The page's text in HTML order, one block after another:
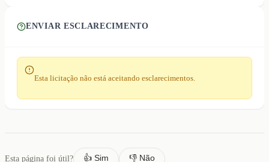
ENVIAR ESCLARECIMENTO
Esta licitação não está aceitando esclarecimentos.
Esta página foi útil? 👍 Sim 👎 Não